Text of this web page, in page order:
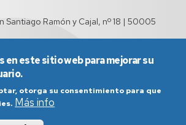
Santiago Ramón y Cajal, nº 18 | 50005
en este sitio web para mejorar su
otorga su consentimiento para que
Más info